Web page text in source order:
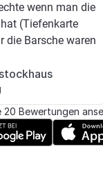
wenn man die
(Tiefenkarte
die Barsche waren
20 Bewertungen